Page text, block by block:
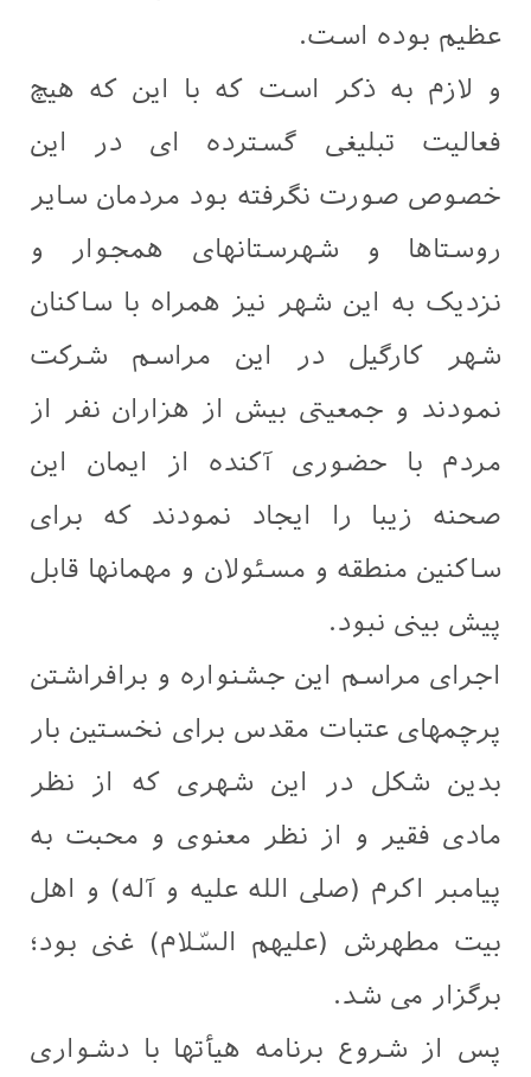
عظیم بوده است.
و لازم به ذکر است که با این که هیچ
فعالیت تبلیغی گسترده ای در این
خصوص صورت نگرفته بود مردمان سایر
روستاها و شهرستانهای همجوار و
نزدیک به این شهر نیز همراه با ساكنان
شهر كارگیل در این مراسم شرکت
نمودند و جمعیتی بیش از هزاران نفر از
مردم با حضوری آكنده از ایمان این
صحنه زیبا را ایجاد نمودند كه برای
ساکنین منطقه و مسئولان و مهمانها قابل
پیش بینی نبود.
اجرای مراسم این جشنواره و برافراشتن
پرچمهای عتبات مقدس برای نخستین بار
بدین شکل در این شهری که از نظر
مادی فقیر و از نظر معنوی و محبت به
پیامبر اکرم (صلی الله علیه و آله) و اهل
بیت مطهرش (علیهم السّلام) غنی بود؛
برگزار می شد.
پس از شروع برنامه هیأتها با دشواری